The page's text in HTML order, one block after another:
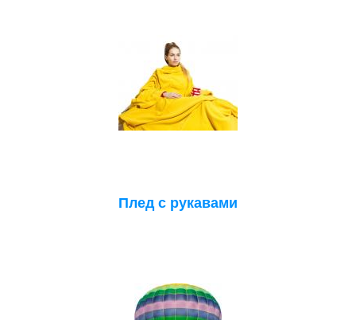
Плед с рукавами